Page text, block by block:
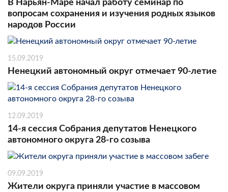
В Нарьян-Маре начал работу семинар по
вопросам сохранения и изучения родных языков
народов России
15.09.2019
Ненецкий автономный округ отмечает 90-летие
12.09.2019
14-я сессия Собрания депутатов Ненецкого
автономного округа 28-го созыва
09.09.2019
Жители округа приняли участие в массовом